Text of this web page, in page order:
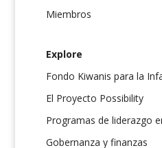
Miembros
Explore
Fondo Kiwanis para la
El Proyecto Possibility
Programas de liderazgo
Gobernanza y finanzas